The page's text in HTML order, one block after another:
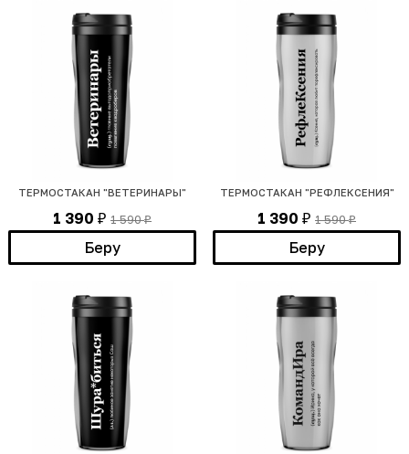
ТЕРМОСТАКАН "ВЕТЕРИНАРЫ"
1 390 ₽ 1 590₽
Беру
ТЕРМОСТАКАН "РЕФЛЕКСЕНИЯ"
1 390 ₽ 1 590₽
Беру